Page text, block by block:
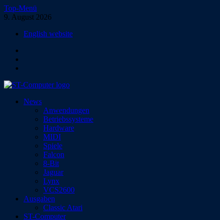
Zum
Inhalt
Top-Menü
9. August 2026
English website
ST-Computer
Das Magazin für Atari-Computer und -Konsolen
News
Anwendungen
Betriebssysteme
Hardware
MIDI
Spiele
Falcon
8-Bit
Jaguar
Lynx
VCS2600
Ausgaben
Classic Atari
ST-Computer